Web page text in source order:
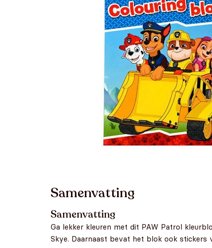
Samenvatting
Samenvatting
Ga lekker kleuren met dit PAW Patrol
Skye. Daarnaast bevat het blok ook